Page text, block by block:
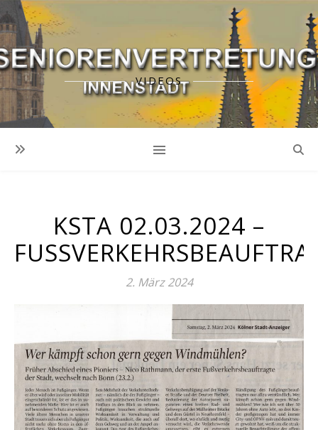
VIDEOS
KSTA 02.03.2024 –
2. März 2024